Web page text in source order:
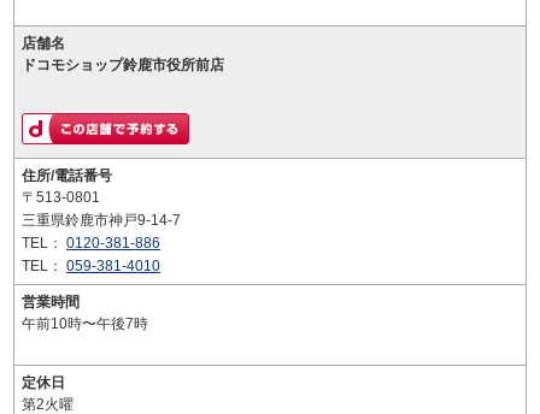
店舗名
ドコモショップ鈴鹿市役所前店
住所/電話番号
〒513-0801
三重県鈴鹿市神戸9-14-7
TEL： 0120-381-886
TEL： 059-381-4010
営業時間
午前10時〜午後7時
定休日
第2火曜